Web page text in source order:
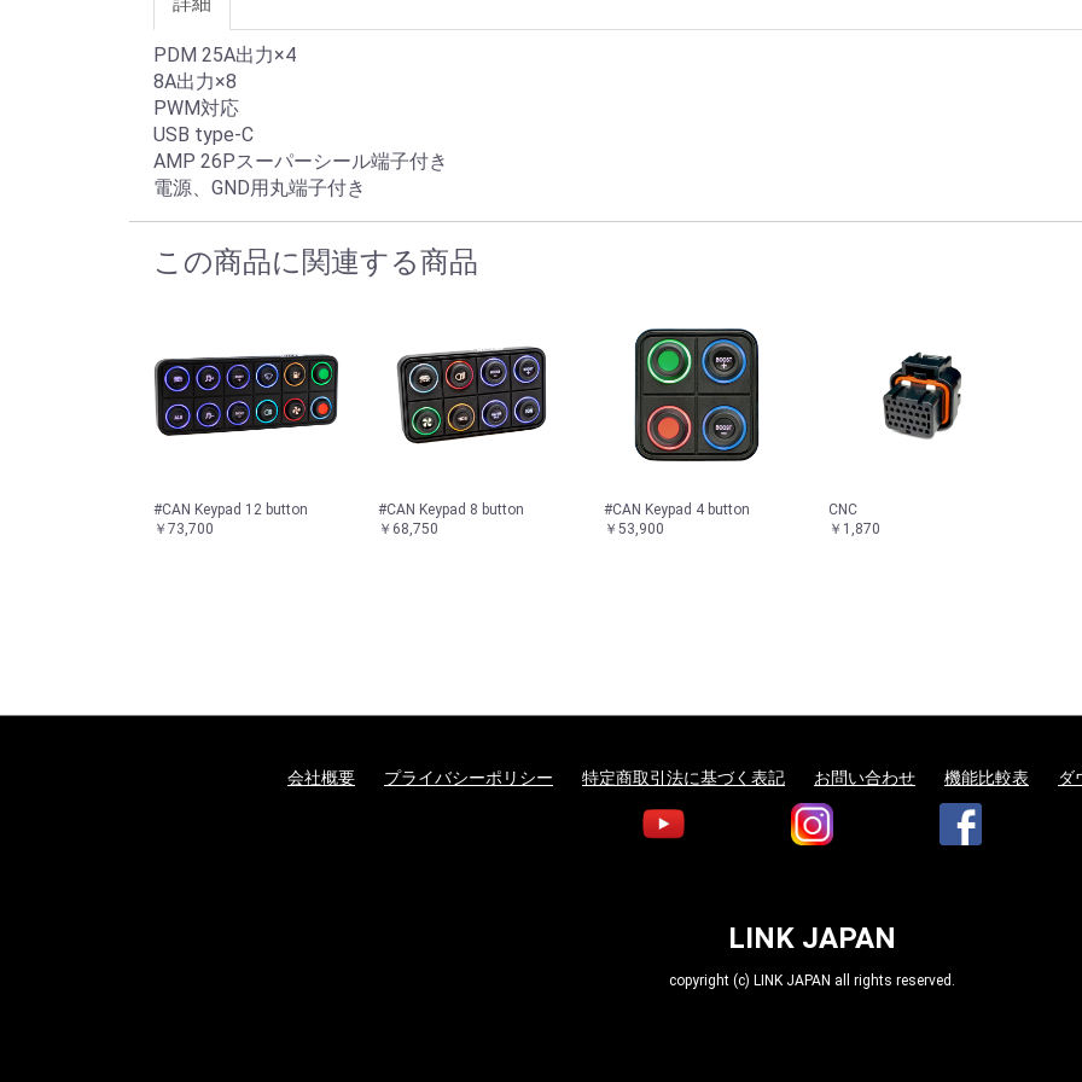
PDM 25A出力×4
8A出力×8
PWM対応
USB type-C
AMP 26Pスーパーシール端子付き
電源、GND用丸端子付き
この商品に関連する商品
#CAN Keypad 12 button
￥73,700
#CAN Keypad 8 button
￥68,750
#CAN Keypad 4 button
￥53,900
CNC
￥1,870
会社概要 プライバシーポリシー 特定商取引法に基づく表記 お問い合わせ 機能比較表 ダ
LINK JAPAN
copyright (c) LINK JAPAN all rights reserved.